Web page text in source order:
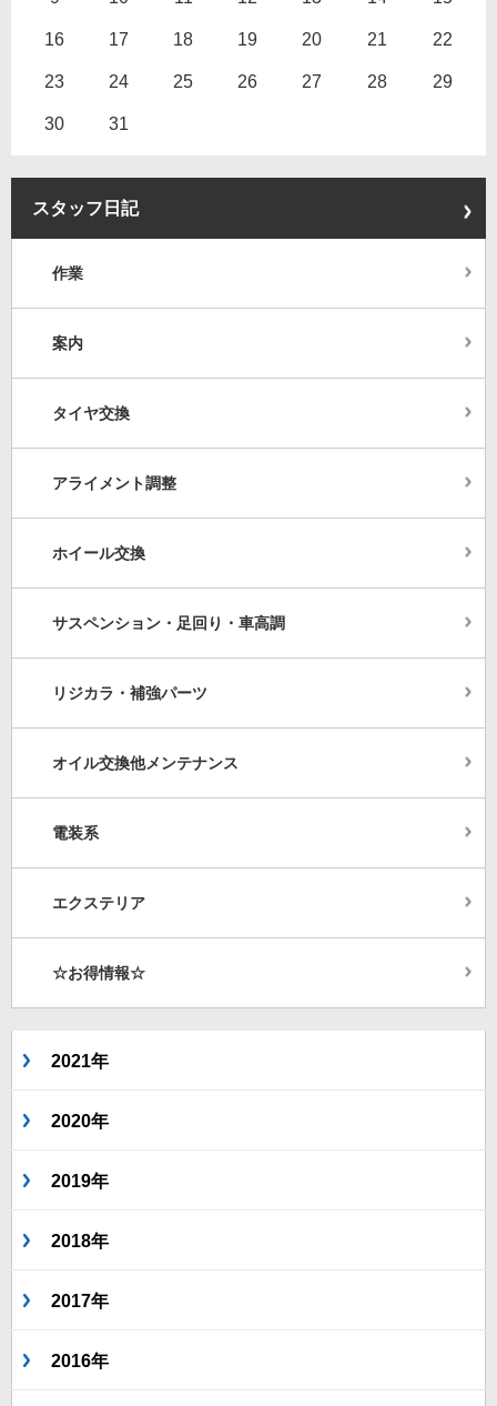
16 17 18 19 20 21 22
23 24 25 26 27 28 29
30 31
スタッフ日記
作業
案内
タイヤ交換
アライメント調整
ホイール交換
サスペンション・足回り・車高調
リジカラ・補強パーツ
オイル交換他メンテナンス
電装系
エクステリア
☆お得情報☆
2021年
2020年
2019年
2018年
2017年
2016年